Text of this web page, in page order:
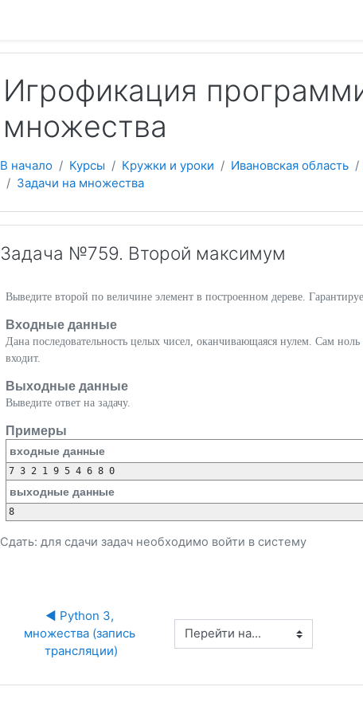
Игрофикация
множества
В начало Курсы Кружки и уроки Ивановская область
Задачи на множества
Задача №759. Второй максимум
Выведите второй по величине элемент в построенном дереве.
Входные данные
Дана последовательность целых чисел, оканчивающаяся нулем. Сам ноль
входит.
Выходные данные
Выведите ответ на задачу.
Примеры
входные данные
выходные данные
Сдать: для сдачи задач необходимо войти в систему
◀︎ Python 3,
множества (запись
трансляции)
Перейти на...